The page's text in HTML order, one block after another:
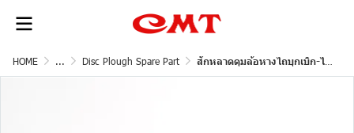
HOME ... Disc Plough Spare Part สักหลาดดุมล้อหางไถบุกเบิก-ไถพรวน 5 จาน 25-39 แรง